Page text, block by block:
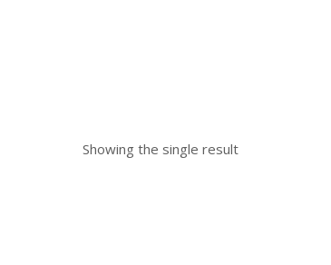
Showing the single result